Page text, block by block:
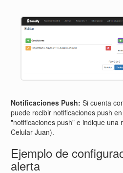
Notificaciones Push: Si cuenta
puede recibir notificaciones push
"notificaciones push" e indique una
Celular Juan).
Ejemplo de
alerta